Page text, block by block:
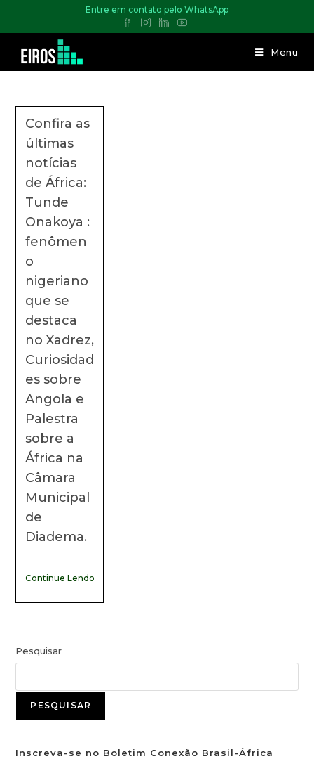
Entre em contato pelo WhatsApp
Menu
Confira as
últimas
notícias
de África:
Tunde
Onakoya :
fenômen
o
nigeriano
que se
destaca
no Xadrez,
Curiosidad
es sobre
Angola e
Palestra
sobre a
África na
Câmara
Municipal
de
Diadema.
Continue Lendo
Pesquisar
PESQUISAR
Inscreva-se no Boletim Conexão Brasil-África